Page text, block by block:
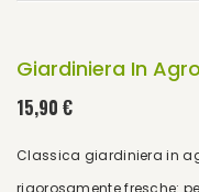
Giardiniera In
15,90 €
Classica giardiniera in
rigorosamente fresche: